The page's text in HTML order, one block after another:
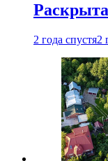
2 года спустя2